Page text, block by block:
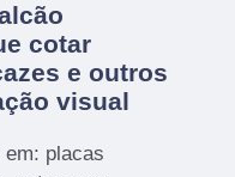
cotar
e outros
visual
placas